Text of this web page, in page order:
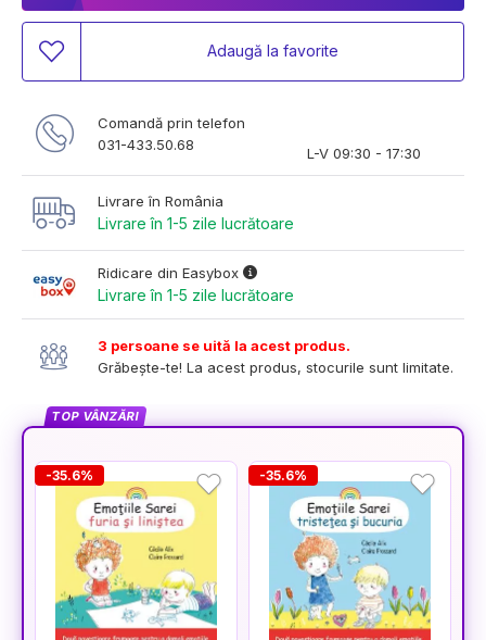
Adaugă la favorite
Comandă prin telefon
031-433.50.68
L-V 09:30 - 17:30
Livrare în România
Livrare în 1-5 zile lucrătoare
Ridicare din Easybox
Livrare în 1-5 zile lucrătoare
3 persoane se uită la acest produs.
Grăbește-te! La acest produs, stocurile sunt limitate.
TOP VÂNZĂRI
-35.6% -35.6%